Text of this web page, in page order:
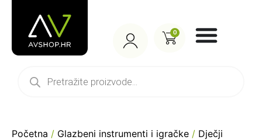
0
Početna / Glazbeni instrumenti i igračke / Dječji